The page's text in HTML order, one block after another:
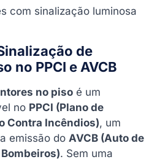
com sinalização luminosa
de
no PPCI e AVCB
no piso é um
no PPCI (Plano de
Contra Incêndios), um
emissão do AVCB (Auto de
. Sem uma